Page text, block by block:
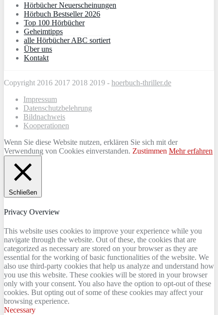
Hörbücher Neuerscheinungen
Hörbuch Bestseller 2026
Top 100 Hörbücher
Geheimtipps
alle Hörbücher ABC sortiert
Über uns
Kontakt
Copyright 2016 2017 2018 2019 - hoerbuch-thriller.de
Impressum
Datenschutzbelehrung
Bildnachweis
Kooperationen
Wenn Sie diese Website nutzen, erklären Sie sich mit der
Verwendung von Cookies einverstanden. Zustimmen Mehr erfahren
Schließen
Privacy Overview
This website uses cookies to improve your experience while you
navigate through the website. Out of these, the cookies that are
categorized as necessary are stored on your browser as they are
essential for the working of basic functionalities of the website. We
also use third-party cookies that help us analyze and understand how
you use this website. These cookies will be stored in your browser
only with your consent. You also have the option to opt-out of these
cookies. But opting out of some of these cookies may affect your
browsing experience.
Necessary